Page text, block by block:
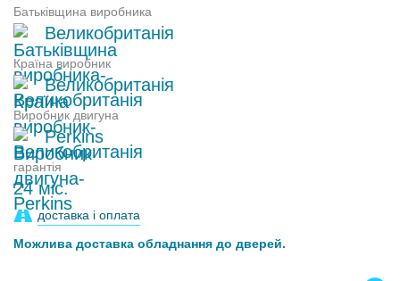
Батьківщина виробника
Великобританія
Країна виробник
Великобританія
Виробник двигуна
Perkins
гарантія
24 міс.
доставка і оплата
Можлива доставка обладнання до дверей.